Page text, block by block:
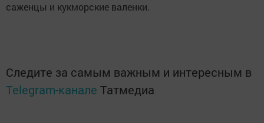
саженцы и кукморские валенки.
Следите за самым важным и интересным в
Telegram-канале Татмедиа